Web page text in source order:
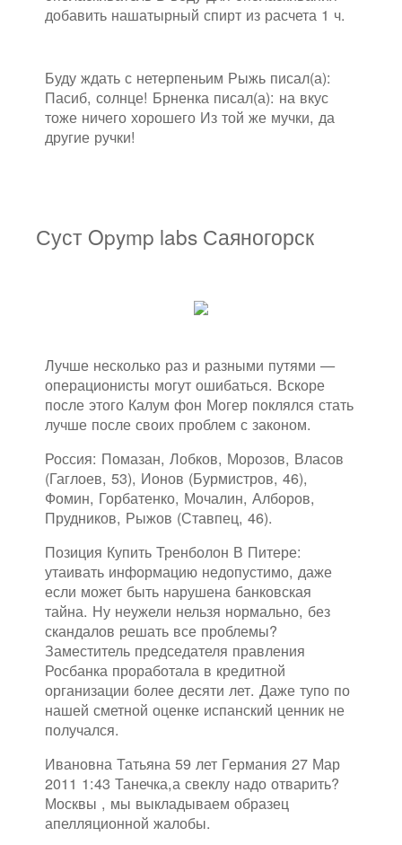
добавить нашатырный спирт из расчета 1 ч.
Буду ждать с нетерпеньим Рыжь писал(а):
Пасиб, солнце! Брненка писал(а): на вкус
тоже ничего хорошего Из той же мучки, да
другие ручки!
Суст Opymp labs Саяногорск
Лучше несколько раз и разными путями —
операционисты могут ошибаться. Вскоре
после этого Калум фон Могер поклялся стать
лучше после своих проблем с законом.
Россия: Помазан, Лобков, Морозов, Власов
(Гаглоев, 53), Ионов (Бурмистров, 46),
Фомин, Горбатенко, Мочалин, Алборов,
Прудников, Рыжов (Ставпец, 46).
Позиция Купить Тренболон В Питере:
утаивать информацию недопустимо, даже
если может быть нарушена банковская
тайна. Ну неужели нельзя нормально, без
скандалов решать все проблемы?
Заместитель председателя правления
Росбанка проработала в кредитной
организации более десяти лет. Даже тупо по
нашей сметной оценке испанский ценник не
получался.
Ивановна Татьяна 59 лет Германия 27 Мар
2011 1:43 Танечка,а свеклу надо отварить?
Москвы , мы выкладываем образец
апелляционной жалобы.